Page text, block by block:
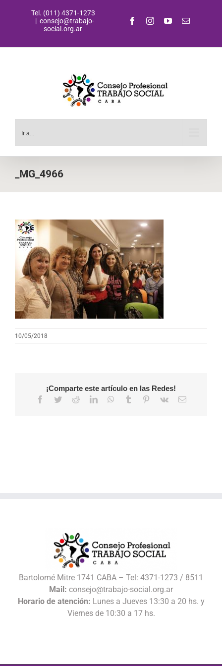
Tel. (011) 4371-1273
| consejo@trabajo-
social.org.ar
FacebookInstagramYouTubeCorreo
Ir a...
_MG_4966
10/05/2018
¡Comparte este artículo en las Redes!
Facebook
TwitterRedditLinkedInWhatsApp
Tumblr Pinterest
Vk
Correo
Bartolomé Mitre 1741 CABA – Tel: 4371-1273 / 8511
Mail: consejo@trabajo-social.org.ar
Horario de atención: Lunes a Jueves 13:30 a 20 hs. y
Viernes de 10:30 a 17 hs.